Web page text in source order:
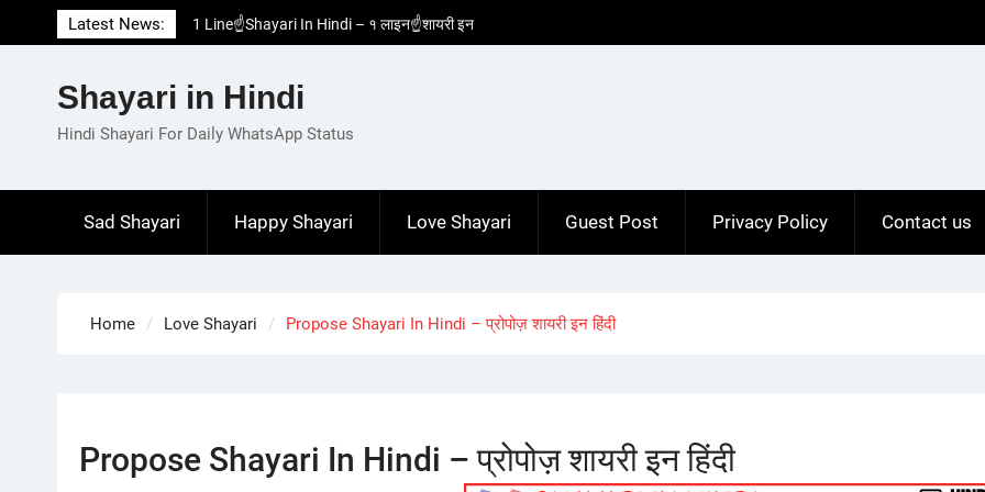
to
Latest News:
1 Line☝️Shayari In Hindi – १ लाइन☝️शायरी इन
हिंदी
Love😓Lines In Hindi – लव😓लाइन्स इन हिंदी
Romantic Love😽Status – रोमांटिक लव😽स्टेटस
Shayari in Hindi
Hindi Shayari For Daily WhatsApp Status
Sad Shayari Happy Shayari Love Shayari Guest Post Privacy Policy Contact us
Home Love Shayari Propose Shayari In Hindi – प्रोपोज़ शायरी इन हिंदी
Propose Shayari In Hindi – प्रोपोज़ शायरी इन हिंदी